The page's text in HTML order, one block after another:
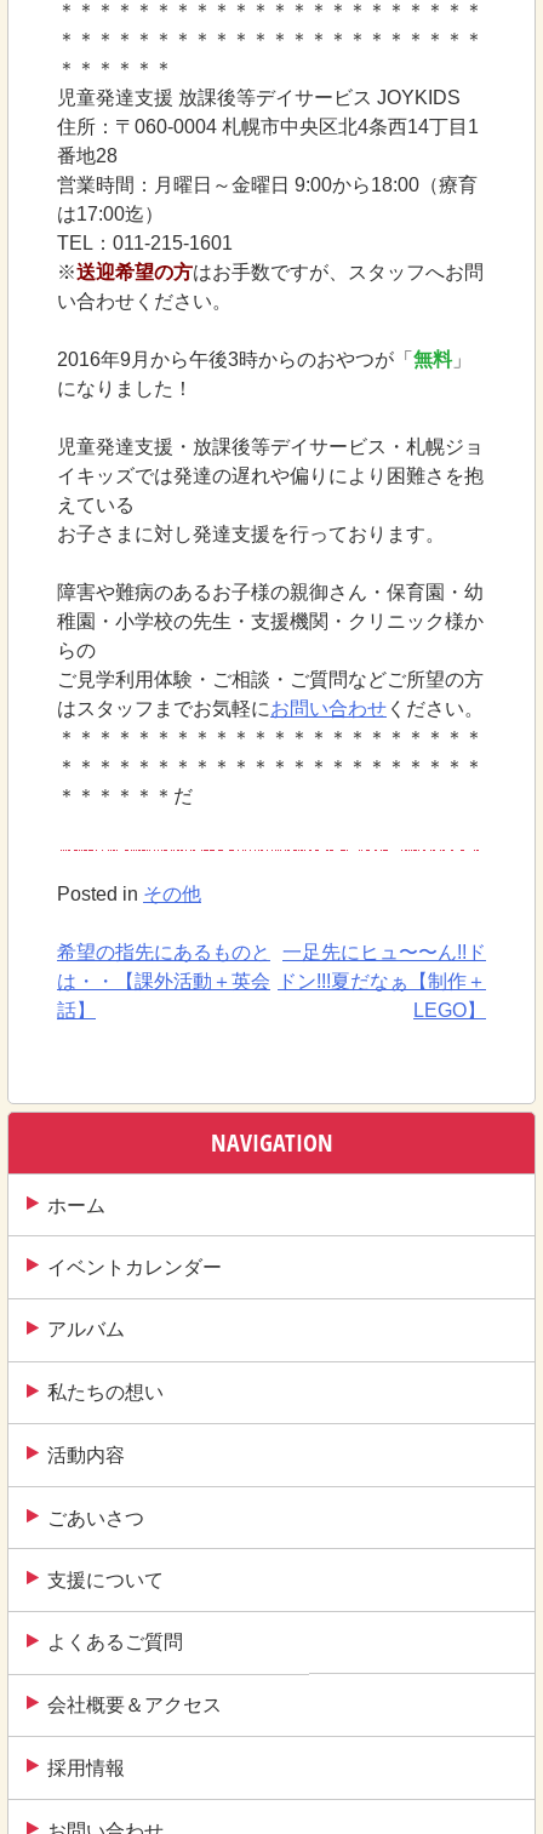
NAVIGATION
ホーム
イベントカレンダー
アルバム
私たちの想い
活動内容
ごあいさつ
支援について
よくあるご質問
会社概要＆アクセス
採用情報
＊＊＊＊＊＊＊＊＊＊＊＊＊＊＊＊＊＊＊＊＊＊
＊＊＊＊＊＊＊＊＊＊＊＊＊＊＊＊＊＊＊＊＊＊
＊＊＊＊＊＊
児童発達支援 放課後等デイサービス JOYKIDS
住所：〒060-0004 札幌市中央区北4条西14丁目1
番地28
営業時間：月曜日～金曜日 9:00から18:00（療育
は17:00迄）
TEL：011-215-1601
※送迎希望の方はお手数ですが、スタッフへお問
い合わせください。
2016年9月から午後3時からのおやつが「 無料」
になりました！
児童発達支援・放課後等デイサービス・札幌ジョ
イキッズでは発達の遅れや偏りにより困難さを抱
えている
お子さまに対し発達支援を行っております。
障害や難病のあるお子様の親御さん・保育園・幼
稚園・小学校の先生・支援機関・クリニック様か
らの
ご見学利用体験・ご相談・ご質問などご所望の方
はスタッフまでお気軽にお問い合わせ ください。
＊＊＊＊＊＊＊＊＊＊＊＊＊＊＊＊＊＊＊＊＊＊
＊＊＊＊＊＊＊＊＊＊＊＊＊＊＊＊＊＊＊＊＊＊
＊＊＊＊＊＊だ
Posted in その他
投
稿
ビ
ー
シ
ョ
ン
希望の指先にあるものと
は・・【課外活動＋英会
話】
一足先にヒュ〜〜ん!!ド
ドン!!!夏だなぁ【制作＋
LEGO】